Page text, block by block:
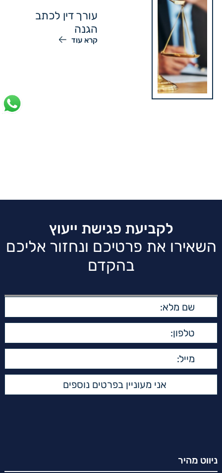
עורך דין לכתב
הגנה
קרא עוד
לקביעת פגישת ייעוץ
השאירו את פרטיכם ונחזור אליכם
בהקדם
ניווט מהיר